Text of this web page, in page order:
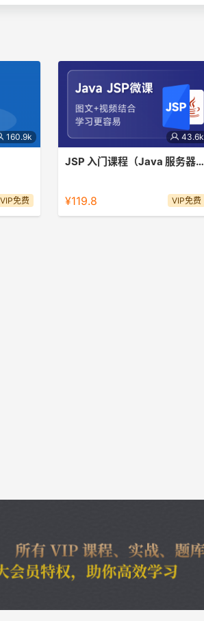
160.9k
VIP免费
43.6k
JSP 入门课程（Java 服务器页面）
HTML提供动态响应， 实现Java Web
的用户界面。
¥119.8 VIP免费